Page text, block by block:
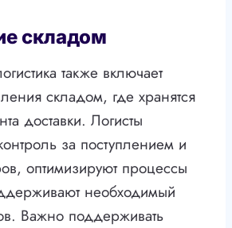
складом
также включает
складом, где хранятся
доставки. Логисты
за поступлением и
оптимизируют процессы
необходимый
Важно поддерживать